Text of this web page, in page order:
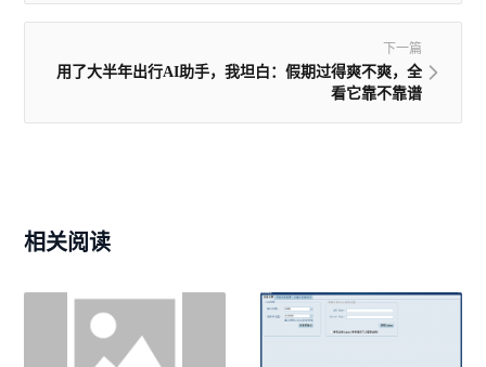
下一篇
用了大半年出行AI助手，我坦白：假期过得爽不爽，全
看它靠不靠谱
相关阅读